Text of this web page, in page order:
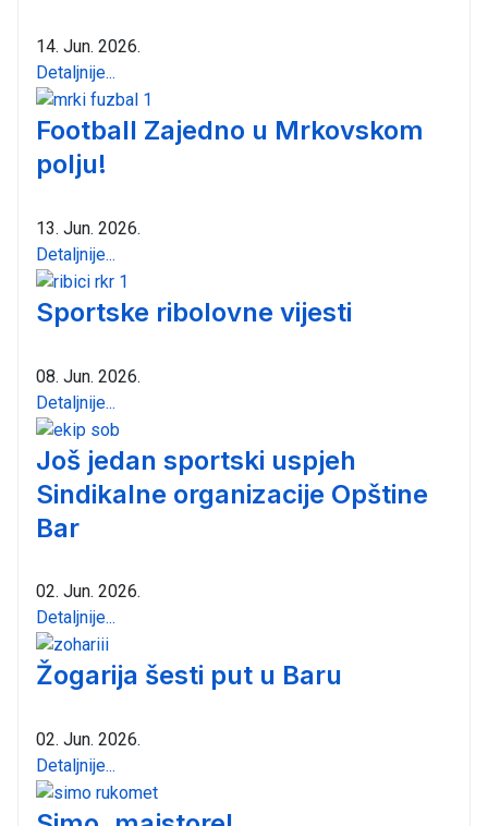
14. Jun. 2026.
Detaljnije...
Football Zajedno u Mrkovskom
polju!
13. Jun. 2026.
Detaljnije...
Sportske ribolovne vijesti
08. Jun. 2026.
Detaljnije...
Još jedan sportski uspjeh
Sindikalne organizacije Opštine
Bar
02. Jun. 2026.
Detaljnije...
Žogarija šesti put u Baru
02. Jun. 2026.
Detaljnije...